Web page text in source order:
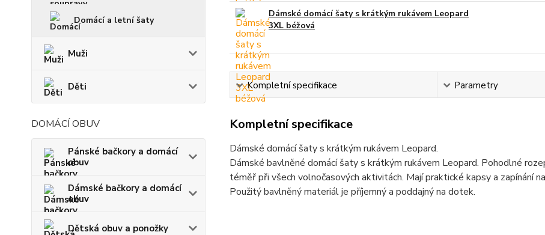
Domácí a letní šaty
Muži
Děti
DOMÁCÍ OBUV
Pánské bačkory a domácí
obuv
Dámské bačkory a domácí
obuv
Dětská obuv a ponožky
Dámské domácí šaty s krátkým rukávem Leopard
3XL béžová
Kompletní specifikace Parametry
Kompletní specifikace
Dámské domácí šaty s krátkým rukávem Leopard.
Dámské bavlněné domácí šaty s krátkým rukávem Leopard. Pohodlné
téměř při všech volnočasových aktivitách. Mají praktické kapsy a zapínání
Použitý bavlněný materiál je příjemný a poddajný na dotek.